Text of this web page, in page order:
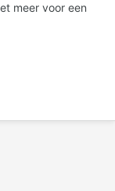
meer voor een